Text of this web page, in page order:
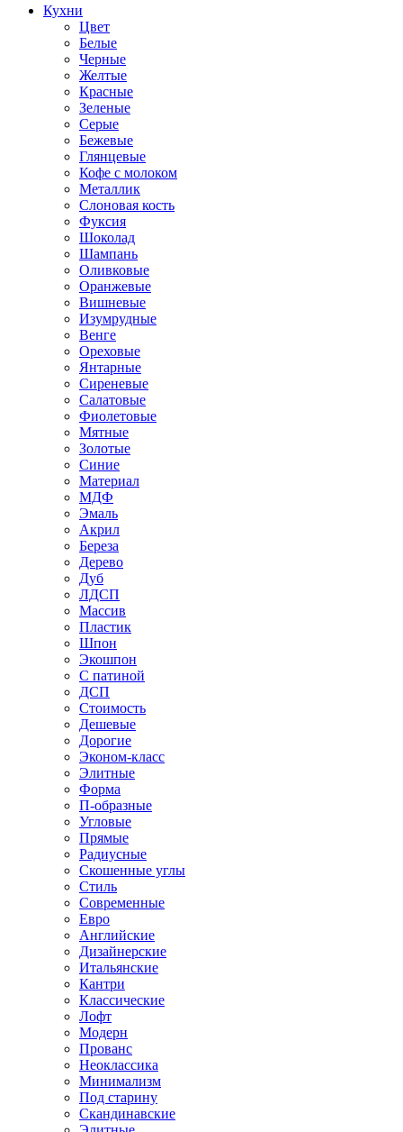
Кухни
Цвет
Белые
Черные
Желтые
Красные
Зеленые
Серые
Бежевые
Глянцевые
Кофе с молоком
Металлик
Слоновая кость
Фуксия
Шоколад
Шампань
Оливковые
Оранжевые
Вишневые
Изумрудные
Венге
Ореховые
Янтарные
Сиреневые
Салатовые
Фиолетовые
Мятные
Золотые
Синие
Материал
МДФ
Эмаль
Акрил
Береза
Дерево
Дуб
ЛДСП
Массив
Пластик
Шпон
Экошпон
С патиной
ДСП
Стоимость
Дешевые
Дорогие
Эконом-класс
Элитные
Форма
П-образные
Угловые
Прямые
Радиусные
Скошенные углы
Стиль
Современные
Евро
Английские
Дизайнерские
Итальянские
Кантри
Классические
Лофт
Модерн
Прованс
Неоклассика
Минимализм
Под старину
Скандинавские